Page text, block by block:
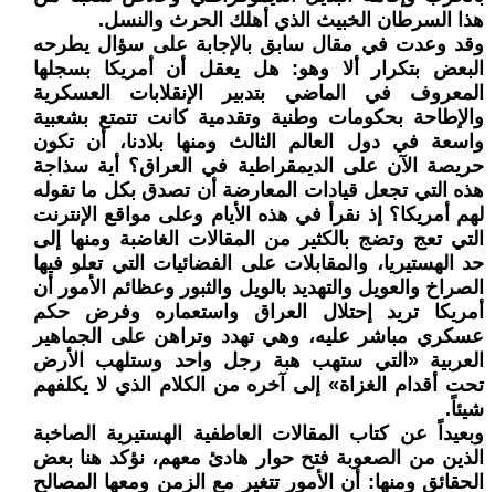
هذا السرطان الخبيث الذي أهلك الحرث والنسل.
وقد وعدت في مقال سابق بالإجابة على سؤال يطرحه
البعض بتكرار ألا وهو: هل يعقل أن أمريكا بسجلها
المعروف في الماضي بتدبير الإنقلابات العسكرية
والإطاحة بحكومات وطنية وتقدمية كانت تتمتع بشعبية
واسعة في دول العالم الثالث ومنها بلادنا، أن تكون
حريصة الآن على الديمقراطية في العراق؟ أية سذاجة
هذه التي تجعل قيادات المعارضة أن تصدق بكل ما تقوله
لهم أمريكا؟ إذ نقرأ في هذه الأيام وعلى مواقع الإنترنت
التي تعج وتضج بالكثير من المقالات الغاضبة ومنها إلى
حد الهستيريا، والمقابلات على الفضائيات التي تعلو فيها
الصراخ والعويل والتهديد بالويل والثبور وعظائم الأمور أن
أمريكا تريد إحتلال العراق واستعماره وفرض حكم
عسكري مباشر عليه، وهي تهدد وتراهن على الجماهير
العربية «التي ستهب هبة رجل واحد وستلهب الأرض
تحت أقدام الغزاة» إلى آخره من الكلام الذي لا يكلفهم
شيئاً.
وبعيداً عن كتاب المقالات العاطفية الهستيرية الصاخبة
الذين من الصعوبة فتح حوار هادئ معهم، نؤكد هنا بعض
الحقائق ومنها: أن الأمور تتغير مع الزمن ومعها المصالح